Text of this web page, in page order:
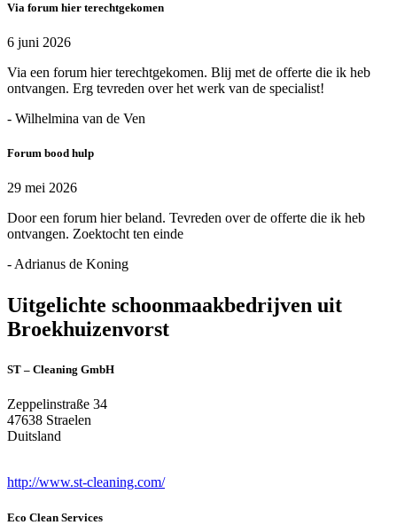
Via forum hier terechtgekomen
6 juni 2026
Via een forum hier terechtgekomen. Blij met de offerte die ik heb
ontvangen. Erg tevreden over het werk van de specialist!
- Wilhelmina van de Ven
Forum bood hulp
29 mei 2026
Door een forum hier beland. Tevreden over de offerte die ik heb
ontvangen. Zoektocht ten einde
- Adrianus de Koning
Uitgelichte schoonmaakbedrijven uit
Broekhuizenvorst
ST – Cleaning GmbH
Zeppelinstraße 34
47638 Straelen
Duitsland
http://www.st-cleaning.com/
Eco Clean Services